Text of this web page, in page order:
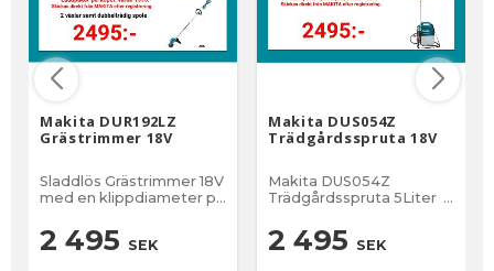
Makita DUR192LZ
Grästrimmer 18V
Sladdlös Grästrimmer 18V
med en klippdiameter på
2 495 SEK
Makita DUS054Z
Trädgårdsspruta 18V
Makita DUS054Z
Trädgårdsspruta 5Liter *
köpet. Regitrera här
efter ert köp. * Får ej
2 495 SEK